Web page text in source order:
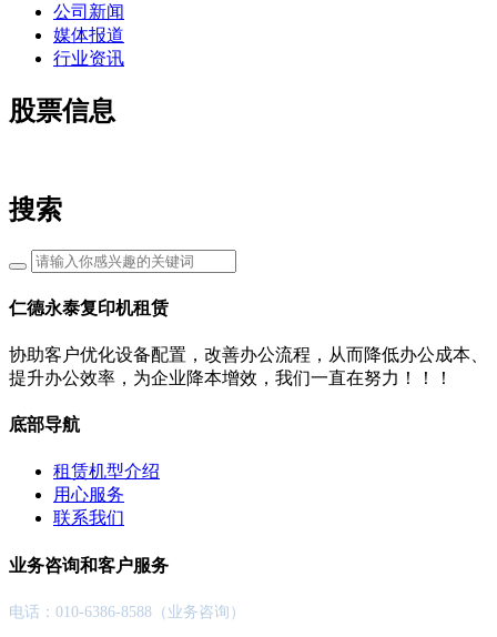
公司新闻
媒体报道
行业资讯
股票信息
搜索
仁德永泰复印机租赁
协助客户优化设备配置，改善办公流程，从而降低办公成本、
提升办公效率，为企业降本增效，我们一直在努力！！！
底部导航
租赁机型介绍
用心服务
联系我们
业务咨询和客户服务
电话：010-6386-8588（业务咨询）